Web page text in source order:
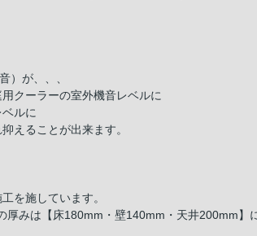
）が、、、
クーラーの室外機音レベルに
ルに
えることが出来ます。
を施しています。
みは【床180mm・壁140mm・天井200mm】